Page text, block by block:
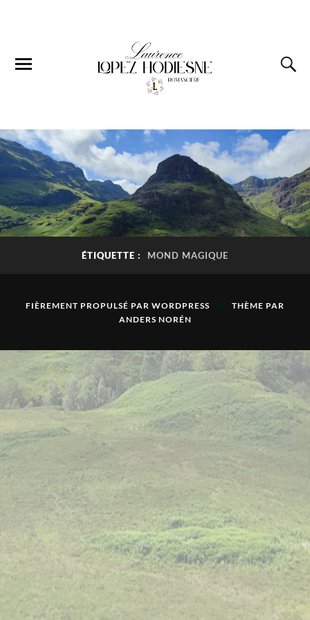
ÉTIQUETTE : MOND MAGIQUE
FIÈREMENT PROPULSÉ PAR WORDPRESS
THÈME PAR
ANDERS NORÉN